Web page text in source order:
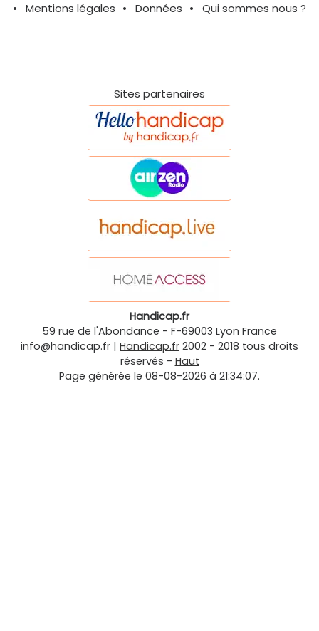
Mentions légales
Données Qui sommes nous ?
Sites partenaires
Handicap.fr
59 rue de l'Abondance - F-69003 Lyon France
info@handicap.fr | Handicap.fr 2002 - 2018 tous droits
réservés - Haut
Page générée le 08-08-2026 à 21:34:07.